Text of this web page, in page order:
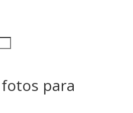
para